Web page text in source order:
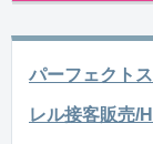
パーフェクト
レル接客販売/